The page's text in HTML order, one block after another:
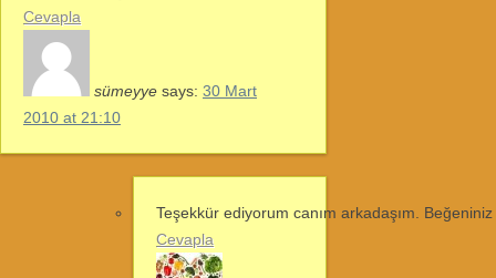
Cevapla
sümeyye says: 30 Mart
2010 at 21:10
Teşekkür ediyorum canım arkadaşım.
Cevapla